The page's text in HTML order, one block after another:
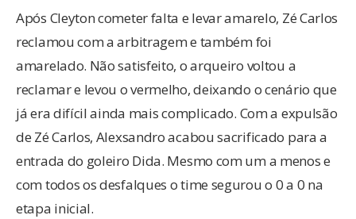
Após Cleyton cometer falta e levar amarelo, Zé Carlos
reclamou com a arbitragem e também foi
amarelado. Não satisfeito, o arqueiro voltou a
reclamar e levou o vermelho, deixando o cenário que
já era difícil ainda mais complicado. Com a expulsão
de Zé Carlos, Alexsandro acabou sacrificado para a
entrada do goleiro Dida. Mesmo com um a menos e
com todos os desfalques o time segurou o 0 a 0 na
etapa inicial.